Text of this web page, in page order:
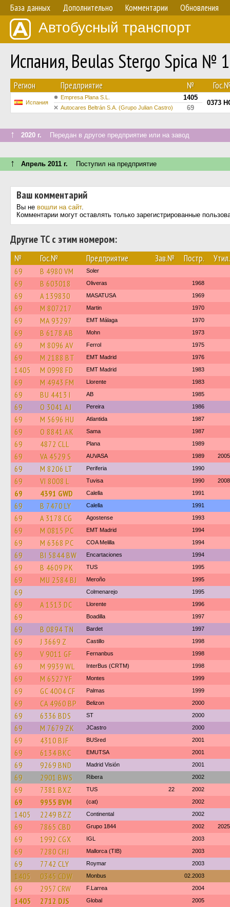
База данных Дополнительно Комментарии Обновления
Автобусный транспорт
Испания, Beulas Stergo Spica №
Регион Предприятие №
Испания
Empresa Plana S.L. 1405
0373
Autocares Beltrán S.A. (Grupo Julian Castro) 69
↑ 2020 г. Передан в другое предприятие или на завод
↑ Апрель 2011 г. Поступил на предприятие
Ваш комментарий
Вы не вошли на сайт.
Комментарии могут оставлять только зарегистрированные
Другие ТС с этим номером:
№ Гос.№ Предприятие Зав.№ Постр. Утил.
69 B 4980 VM Soler
69 B 603018 Oliveras 1968
69 A 139830 MASATUSA 1969
69 M 807217 Martin 1970
69 MA 93297 EMT Málaga 1970
69 B 6178 AB Mohn 1973
69 M 8096 AV Ferrol 1975
69 M 2188 BT EMT Madrid 1976
1405 M 0998 FD EMT Madrid 1983
69 M 4943 FM Llorente 1983
69 BU 4413 I AB 1985
69 O 3041 AJ Pereira 1986
69 M 5696 HU Atlantida 1987
69 O 8841 AK Sama 1987
69 4872 CLL Plana 1989
69 VA 4529 S AUVASA 1989 2005
69 M 8206 LT Periferia 1990
69 VI 8008 L Tuvisa 1990 2008
69 4391 GWD Calella 1991
69 B 7470 LY Calella 1991
69 A 3178 CG Agostense 1993
69 M 0815 PC EMT Madrid 1994
69 M 6368 PC COA Melilla 1994
69 BI 5844 BW Encartaciones 1994
69 B 4609 PK TUS 1995
69 MU 2584 BJ Meroño 1995
69 Colmenarejo 1995
69 A 1513 DC Llorente 1996
69 Boadilla 1997
69 B 0894 TN Bardet 1997
69 J 3669 Z Castillo 1998
69 V 9011 GF Fernanbus 1998
69 M 9939 WL InterBus (CRTM) 1998
69 M 6527 YF Montes 1999
69 GC 4004 CF Palmas 1999
69 CA 4960 BP Belizon 2000
69 6336 BDS ST 2000
69 M 7679 ZK JCastro 2000
69 4310 BJF BUSred 2001
69 6134 BKC EMUTSA 2001
69 9269 BND Madrid Visión 2001
69 2901 BWS Ribera 2002
69 7381 BXZ TUS 22 2002
69 9955 BVM (cat) 2002
1405 2249 BZZ Continental 2002
69 7865 CBD Grupo 1844 2002 2025
69 1992 CGX IGL 2003
69 7280 CHJ Mallorca (TIB) 2003
69 7742 CLY Roymar 2003
1405 0345 CDW Monbus 02.2003
69 2957 CRW F.Larrea 2004
1405 2712 DJS Global 2005